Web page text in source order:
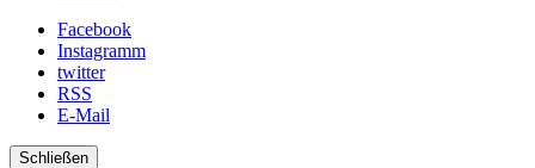
Facebook
Instagramm
twitter
RSS
E-Mail
Schließen